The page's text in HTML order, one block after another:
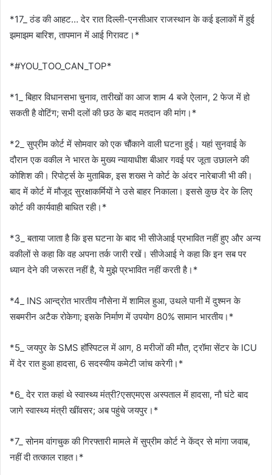
*17_ ठंड की आहट… देर रात दिल्ली-एनसीआर राजस्थान के कई इलाकों में हुई
झमाझम बारिश, तापमान में आई गिरावट।*
*#YOU_TOO_CAN_TOP*
*1_ बिहार विधानसभा चुनाव, तारीखों का आज शाम 4 बजे ऐलान, 2 फेज में हो
सकती है वोटिंग; सभी दलों की छठ के बाद मतदान की मांग।*
*2_ सुप्रीम कोर्ट में सोमवार को एक चौंकाने वाली घटना हुई। यहां सुनवाई के
दौरान एक वकील ने भारत के मुख्य न्यायाधीश बीआर गवई पर जूता उछालने की
कोशिश की। रिपोर्ट्स के मुताबिक, इस शख्स ने कोर्ट के अंदर नारेबाजी भी की।
बाद में कोर्ट में मौजूद सुरक्षाकर्मियों ने उसे बाहर निकाला। इससे कुछ देर के लिए
कोर्ट की कार्यवाही बाधित रही।*
*3_ बताया जाता है कि इस घटना के बाद भी सीजेआई प्रभावित नहीं हुए और अन्य
वकीलों से कहा कि वह अपना तर्क जारी रखें। सीजेआई ने कहा कि इन सब पर
ध्यान देने की जरूरत नहीं है, ये मुझे प्रभावित नहीं करती है।*
*4_ INS आन्द्रोत भारतीय नौसेना में शामिल हुआ, उथले पानी में दुश्मन के
सबमरीन अटैक रोकेगा; इसके निर्माण में उपयोग 80% सामान भारतीय।*
*5_ जयपुर के SMS हॉस्पिटल में आग, 8 मरीजों की मौत, ट्रॉमा सेंटर के ICU
में देर रात हुआ हादसा, 6 सदस्यीय कमेटी जांच करेगी।*
*6_ देर रात कहां थे स्वास्थ्य मंत्री?एसएमएस अस्पताल में हादसा, नौ घंटे बाद
जागे स्वास्थ्य मंत्री खींवसर; अब पहुंचे जयपुर।*
*7_ सोनम वांगचुक की गिरफ्तारी मामले में सुप्रीम कोर्ट ने केंद्र से मांगा जवाब,
नहीं दी तत्काल राहत।*